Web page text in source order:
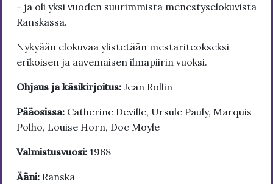
- ja oli yksi vuoden suurimmista menestyselokuvista
Ranskassa.
Nykyään elokuvaa ylistetään mestariteokseksi
erikoisen ja aavemaisen ilmapiirin vuoksi.
Ohjaus ja käsikirjoitus: Jean Rollin
Pääosissa: Catherine Deville, Ursule Pauly, Marquis
Polho, Louise Horn, Doc Moyle
Valmistusvuosi: 1968
Ääni: Ranska